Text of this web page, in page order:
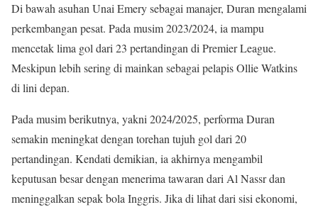
Di bawah asuhan Unai Emery sebagai manajer, Duran mengalami
perkembangan pesat. Pada musim 2023/2024, ia mampu
mencetak lima gol dari 23 pertandingan di Premier League.
Meskipun lebih sering di mainkan sebagai pelapis Ollie Watkins
di lini depan.
Pada musim berikutnya, yakni 2024/2025, performa Duran
semakin meningkat dengan torehan tujuh gol dari 20
pertandingan. Kendati demikian, ia akhirnya mengambil
keputusan besar dengan menerima tawaran dari Al Nassr dan
meninggalkan sepak bola Inggris. Jika di lihat dari sisi ekonomi,